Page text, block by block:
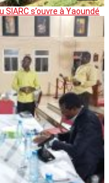
SIARC s’ouvre à Yaoundé